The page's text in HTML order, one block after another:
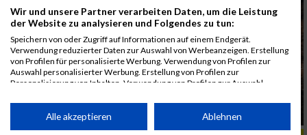
Laufen im Blätterrauschen Herbsturlaub mit
Bewegung und Genuss
Wir und unsere Partner verarbeiten Daten, um die Leistung
der Website zu analysieren und Folgendes zu tun:
Speichern von oder Zugriff auf Informationen auf einem Endgerät.
Verwendung reduzierter Daten zur Auswahl von Werbeanzeigen. Erstellung
von Profilen für personalisierte Werbung. Verwendung von Profilen zur
Auswahl personalisierter Werbung. Erstellung von Profilen zur
Personalisierung von Inhalten. Verwendung von Profilen zur Auswahl
Performance von Inhalten. Analyse von Zielgruppen durch Statistiken oder
Kombinationen von Daten aus verschiedenen Quellen. Entwicklung und
Alle akzeptieren Ablehnen